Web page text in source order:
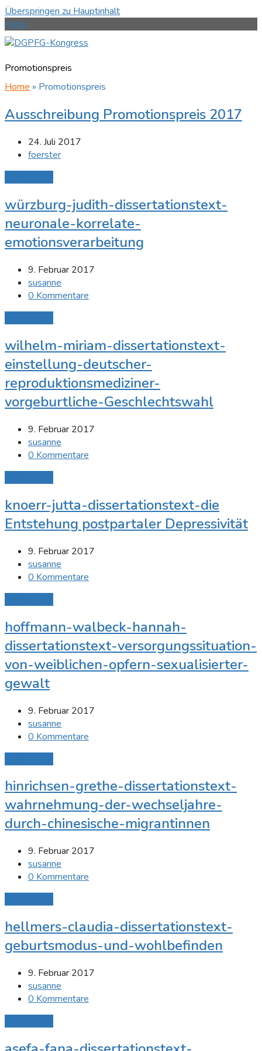
Überspringen zu Hauptinhalt
Menü
Promotionspreis
Home » Promotionspreis
Ausschreibung Promotionspreis 2017
24. Juli 2017
foerster
würzburg-judith-dissertationstext-
neuronale-korrelate-
emotionsverarbeitung
9. Februar 2017
susanne
0 Kommentare
wilhelm-miriam-dissertationstext-
einstellung-deutscher-
reproduktionsmediziner-
vorgeburtliche-Geschlechtswahl
9. Februar 2017
susanne
0 Kommentare
knoerr-jutta-dissertationstext-die
Entstehung postpartaler Depressivität
9. Februar 2017
susanne
0 Kommentare
hoffmann-walbeck-hannah-
dissertationstext-versorgungssituation-
von-weiblichen-opfern-sexualisierter-
gewalt
9. Februar 2017
susanne
0 Kommentare
hinrichsen-grethe-dissertationstext-
wahrnehmung-der-wechseljahre-
durch-chinesische-migrantinnen
9. Februar 2017
susanne
0 Kommentare
hellmers-claudia-dissertationstext-
geburtsmodus-und-wohlbefinden
9. Februar 2017
susanne
0 Kommentare